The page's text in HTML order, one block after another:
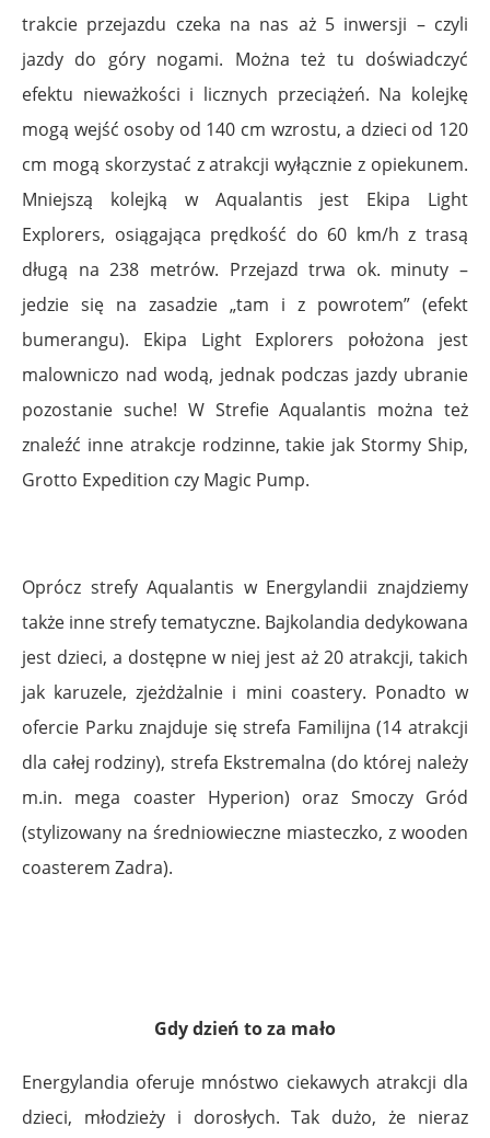
trakcie przejazdu czeka na nas aż 5 inwersji – czyli
jazdy do góry nogami. Można też tu doświadczyć
efektu nieważkości i licznych przeciążeń. Na kolejkę
mogą wejść osoby od 140 cm wzrostu, a dzieci od 120
cm mogą skorzystać z atrakcji wyłącznie z opiekunem.
Mniejszą kolejką w Aqualantis jest Ekipa Light
Explorers, osiągająca prędkość do 60 km/h z trasą
długą na 238 metrów. Przejazd trwa ok. minuty –
jedzie się na zasadzie „tam i z powrotem” (efekt
bumerangu). Ekipa Light Explorers położona jest
malowniczo nad wodą, jednak podczas jazdy ubranie
pozostanie suche! W Strefie Aqualantis można też
znaleźć inne atrakcje rodzinne, takie jak Stormy Ship,
Grotto Expedition czy Magic Pump.
Oprócz strefy Aqualantis w Energylandii znajdziemy
także inne strefy tematyczne. Bajkolandia dedykowana
jest dzieci, a dostępne w niej jest aż 20 atrakcji, takich
jak karuzele, zjeżdżalnie i mini coastery. Ponadto w
ofercie Parku znajduje się strefa Familijna (14 atrakcji
dla całej rodziny), strefa Ekstremalna (do której należy
m.in. mega coaster Hyperion) oraz Smoczy Gród
(stylizowany na średniowieczne miasteczko, z wooden
coasterem Zadra).
Gdy dzień to za mało
Energylandia oferuje mnóstwo ciekawych atrakcji dla
dzieci, młodzieży i dorosłych. Tak dużo, że nieraz